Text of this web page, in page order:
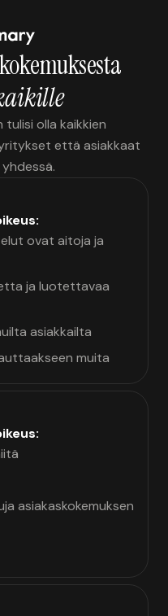
tulisi olla kaikkien
että asiakkaat
ovat aitoja ja
ja luotettavaa
asiakkailta
muita
asiakaskokemuksen